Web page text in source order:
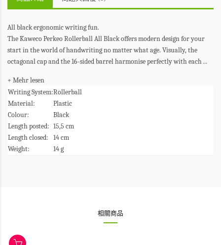
All black ergonomic writing fun.
The Kaweco Perkeo Rollerball All Black offers modern design for your
start in the world of handwriting no matter what age. Visually, the
octagonal cap and the 16-sided barrel harmonise perfectly with each...
+ Mehr lesen
Writing System:Rollerball
Material:
Plastic
Colour:
Black
Length posted: 15,5 cm
Length closed:
14 cm
Weight:
14 g
相關商品